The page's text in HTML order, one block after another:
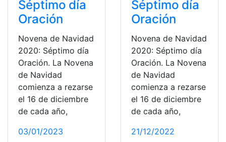
Séptimo día
Oración
Novena de Navidad
2020: Séptimo día
Oración. La Novena
de Navidad
comienza a rezarse
el 16 de diciembre
de cada año,
03/01/2023
Séptimo día
Oración
Novena de Navidad
2020: Séptimo día
Oración. La Novena
de Navidad
comienza a rezarse
el 16 de diciembre
de cada año,
21/12/2022